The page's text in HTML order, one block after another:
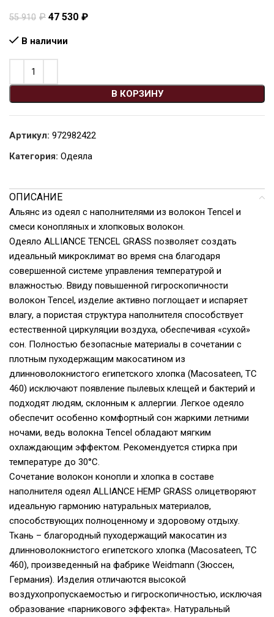
55 910 ₽ 47 530 ₽
В наличии
В КОРЗИНУ
Артикул: 972982422
Категория: Одеяла
ОПИСАНИЕ
Альянс из одеял с наполнителями из волокон Tencel и
смеси конопляных и хлопковых волокон.
Одеяло ALLIANCE TENCEL GRASS позволяет создать
идеальный микроклимат во время сна благодаря
совершенной системе управления температурой и
влажностью. Ввиду повышенной гигроскопичности
волокон Tencel, изделие активно поглощает и испаряет
влагу, а пористая структура наполнителя способствует
естественной циркуляции воздуха, обеспечивая «сухой»
сон. Полностью безопасные материалы в сочетании с
плотным пуходержащим макосатином из
длинноволокнистого египетского хлопка (Macosateen, TC
460) исключают появление пылевых клещей и бактерий и
подходят людям, склонным к аллергии. Легкое одеяло
обеспечит особенно комфортный сон жаркими летними
ночами, ведь волокна Tencel обладают мягким
охлаждающим эффектом. Рекомендуется стирка при
температуре до 30°С.
Сочетание волокон конопли и хлопка в составе
наполнителя одеял ALLIANCE HEMP GRASS олицетворяют
идеальную гармонию натуральных материалов,
способствующих полноценному и здоровому отдыху.
Ткань – благородный пуходержащий макосатин из
длинноволокнистого египетского хлопка (Macosateen, TC
460), произведенный на фабрике Weidmann (Зюссен,
Германия). Изделия отличаются высокой
воздухопропускаемостью и гигроскопичностью, исключая
образование «парникового эффекта». Натуральный